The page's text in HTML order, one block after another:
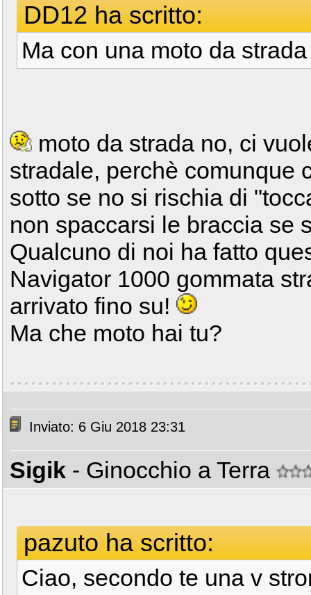
DD12 ha scritto:
Ma con una moto da
moto da strada no, ci
stradale, perchè comunque
sotto se no si rischia di
non spaccarsi le braccia se
Qualcuno di noi ha fatto
Navigator 1000 gommata
arrivato fino su!
Ma che moto hai tu?
Inviato: 6 Giu 2018 23:31
Sigik - Ginocchio a Terra
pazuto ha scritto:
Ciao, secondo te una v